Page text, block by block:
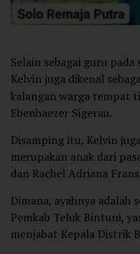
Selain sebagai guru
Kelvin juga dikenal
kalangan warga tempat
Ebenhaezer Sigerau.
Disamping itu, Kelvin
merupakan anak dari
dan Rachel Adriana
Dimana, ayahnya adalah
Pemkab Teluk Bintuni,
menjabat Kepala Distrik